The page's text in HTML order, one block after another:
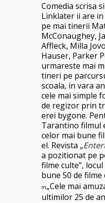
Comedia scrisa
Linklater ii are
pe mai tinerii
McConaughey,
Affleck, Milla
Hauser, Parker
urmareste mai
tineri pe
scoala, in vara
cele mai simple
de regizor prin
erei bygone.
Tarantino filmul
celor mai bune
el. Revista „
a pozitionat pe
filme culte”,
bune 50 de filme
in„Cele mai
ultimilor 25 de